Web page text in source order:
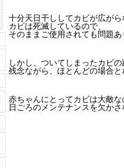
十分天日干ししてカビが広が
カビは死滅しているので、
そのままご使用されても問題
しかし、ついてしまったカビ
残念ながら、ほとんどの場合
赤ちゃんにとってカビは大敵な
日ごろのメンテナンスを欠か